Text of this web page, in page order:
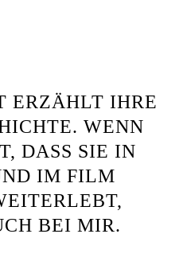
ERZÄHLT IHRE
WENN
DASS SIE IN
IM FILM
BEI MIR.